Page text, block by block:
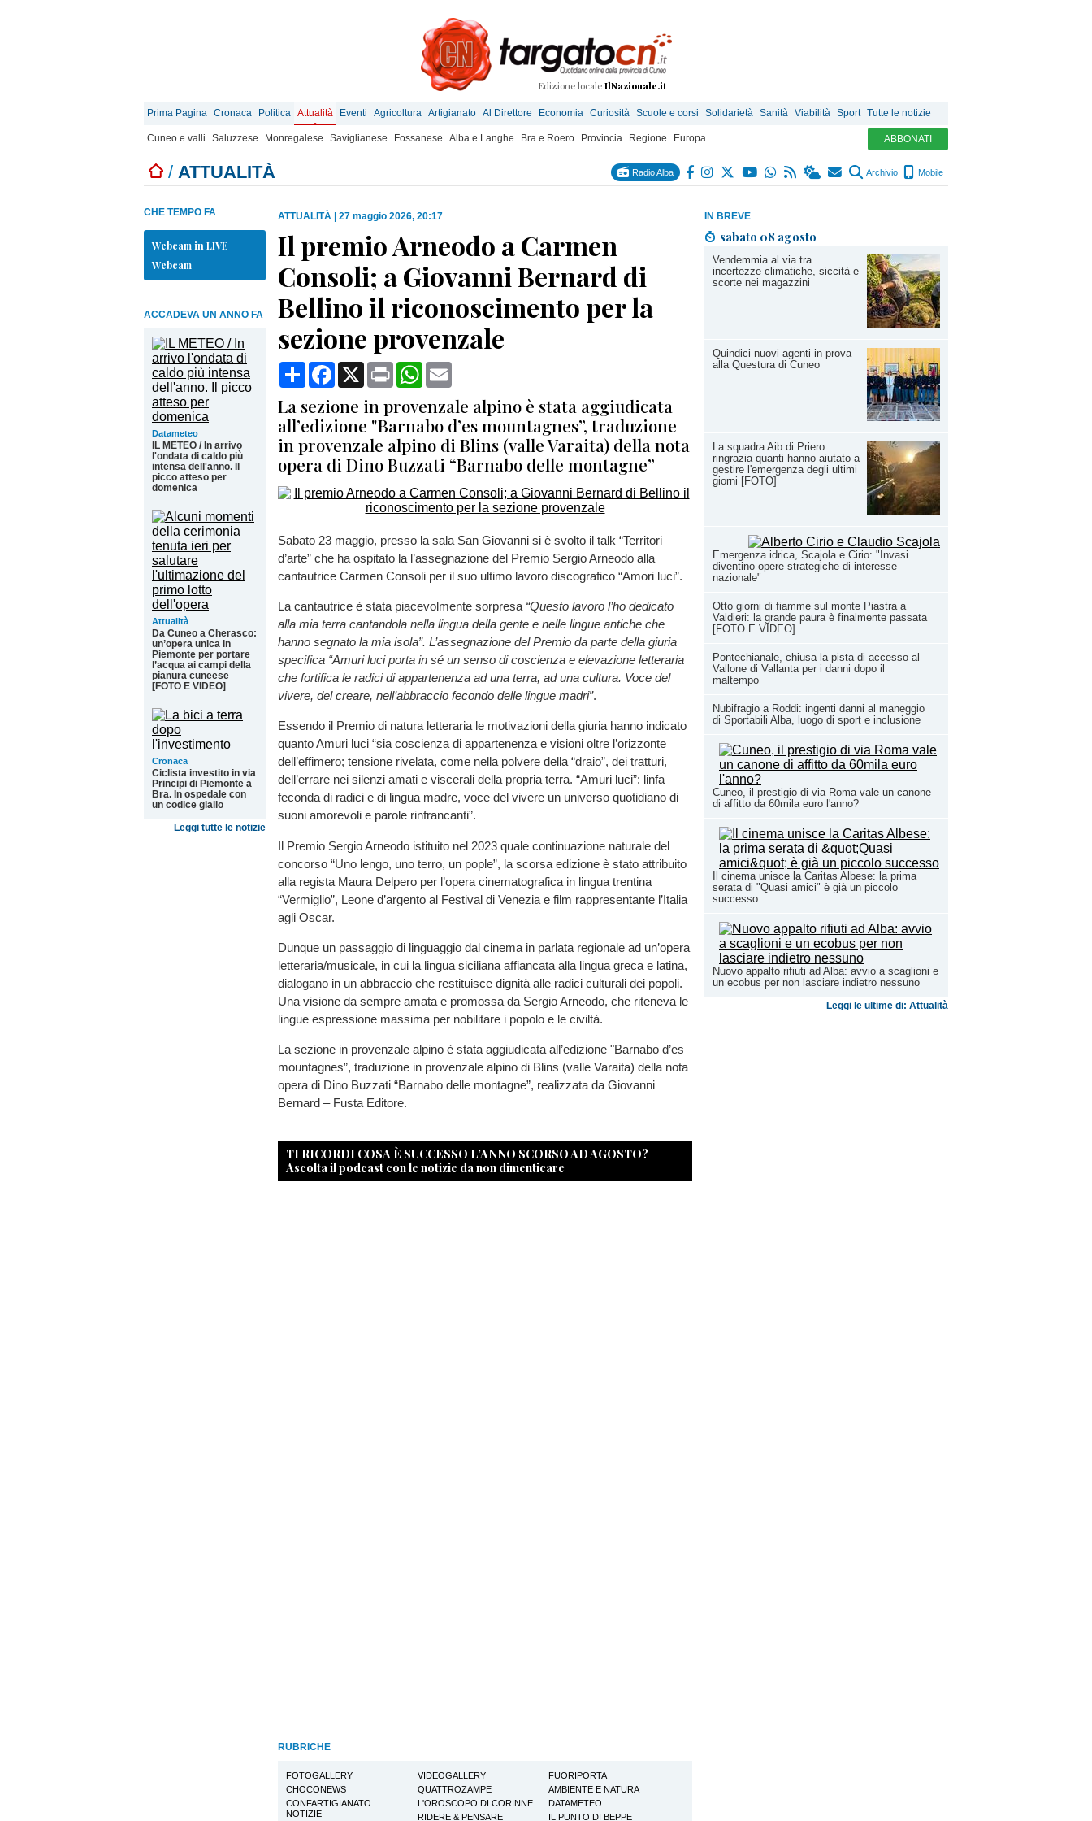
Edizione locale IlNazionale.it
Prima Pagina Cronaca Politica Attualità Eventi Agricoltura Artigianato Al Direttore Economia Curiosità Scuole e corsi Solidarietà Sanità Viabilità Sport Tutte le notizie
Cuneo e valli Saluzzese Monregalese Saviglianese Fossanese Alba e Langhe Bra e Roero Provincia Regione Europa ABBONATI
/ ATTUALITÀ Radio Alba Archivio Mobile
IN BREVE
sabato 08 agosto
Vendemmia al via tra
incertezze climatiche, siccità e
scorte nei magazzini
Quindici nuovi agenti in prova
alla Questura di Cuneo
La squadra Aib di Priero
ringrazia quanti hanno aiutato a
gestire l'emergenza degli ultimi
giorni [FOTO]
Emergenza idrica, Scajola e Cirio: "Invasi
diventino opere strategiche di interesse
nazionale"
Otto giorni di fiamme sul monte Piastra a
Valdieri: la grande paura è finalmente passata
[FOTO E VIDEO]
Pontechianale, chiusa la pista di accesso al
Vallone di Vallanta per i danni dopo il
maltempo
Nubifragio a Roddi: ingenti danni al maneggio
di Sportabili Alba, luogo di sport e inclusione
Cuneo, il prestigio di via Roma vale un canone
di affitto da 60mila euro l'anno?
Il cinema unisce la Caritas Albese: la prima
serata di "Quasi amici" è già un piccolo
successo
Nuovo appalto rifiuti ad Alba: avvio a scaglioni e
un ecobus per non lasciare indietro nessuno
Leggi le ultime di: Attualità
CHE TEMPO FA
Webcam in LIVE
Webcam
ACCADEVA UN ANNO FA
Datameteo
IL METEO / In arrivo
l'ondata di caldo più
intensa dell'anno. Il
picco atteso per
domenica
Attualità
Da Cuneo a Cherasco:
un’opera unica in
Piemonte per portare
l’acqua ai campi della
pianura cuneese
[FOTO E VIDEO]
Cronaca
Ciclista investito in via
Principi di Piemonte a
Bra. In ospedale con
un codice giallo
Leggi tutte le notizie
ATTUALITÀ 27 maggio 2026, 20:17
Il premio Arneodo a Carmen
Consoli; a Giovanni Bernard di
Bellino il riconoscimento per la
sezione provenzale
CondividiFacebook
X Print WhatsApp
La sezione in provenzale alpino è stata aggiudicata
all’edizione "Barnabo d’es mountagnes”, traduzione
in provenzale alpino di Blins (valle Varaita) della nota
opera di Dino Buzzati “Barnabo delle montagne”
Sabato 23 maggio, presso la sala San Giovanni si è svolto il talk “Territori
d’arte” che ha ospitato la l’assegnazione del Premio Sergio Arneodo alla
cantautrice Carmen Consoli per il suo ultimo lavoro discografico “Amori luci”.
La cantautrice è stata piacevolmente sorpresa “Questo lavoro l’ho dedicato
alla mia terra cantandola nella lingua della gente e nelle lingue antiche che
hanno segnato la mia isola”. L’assegnazione del Premio da parte della giuria
specifica “Amuri luci porta in sé un senso di coscienza e elevazione letteraria
che fortifica le radici di appartenenza ad una terra, ad una cultura. Voce del
vivere, del creare, nell’abbraccio fecondo delle lingue madri”.
Essendo il Premio di natura letteraria le motivazioni della giuria hanno indicato
quanto Amuri luci “sia coscienza di appartenenza e visioni oltre l’orizzonte
dell’effimero; tensione rivelata, come nella polvere della “draio”, dei tratturi,
dell’errare nei silenzi amati e viscerali della propria terra. “Amuri luci”: linfa
feconda di radici e di lingua madre, voce del vivere un universo quotidiano di
suoni amorevoli e parole rinfrancanti”.
Il Premio Sergio Arneodo istituito nel 2023 quale continuazione naturale del
concorso “Uno lengo, uno terro, un pople”, la scorsa edizione è stato attribuito
alla regista Maura Delpero per l’opera cinematografica in lingua trentina
“Vermiglio”, Leone d’argento al Festival di Venezia e film rappresentante l’Italia
agli Oscar.
Dunque un passaggio di linguaggio dal cinema in parlata regionale ad un’opera
letteraria/musicale, in cui la lingua siciliana affiancata alla lingua greca e latina,
dialogano in un abbraccio che restituisce dignità alle radici culturali dei popoli.
Una visione da sempre amata e promossa da Sergio Arneodo, che riteneva le
lingue espressione massima per nobilitare i popolo e le civiltà.
La sezione in provenzale alpino è stata aggiudicata all’edizione "Barnabo d’es
mountagnes”, traduzione in provenzale alpino di Blins (valle Varaita) della nota
opera di Dino Buzzati “Barnabo delle montagne”, realizzata da Giovanni
Bernard – Fusta Editore.
TI RICORDI COSA È SUCCESSO L’ANNO SCORSO AD AGOSTO?
Ascolta il podcast con le notizie da non dimenticare
RUBRICHE
FOTOGALLERY VIDEOGALLERY
FUORIPORTA
CHOCONEWS
QUATTROZAMPE
AMBIENTE E NATURA
CONFARTIGIANATO
NOTIZIE
L'OROSCOPO DI CORINNE
DATAMETEO
RIDERE & PENSARE
IL PUNTO DI BEPPE